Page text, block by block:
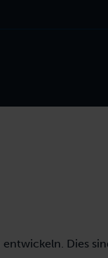
Dies